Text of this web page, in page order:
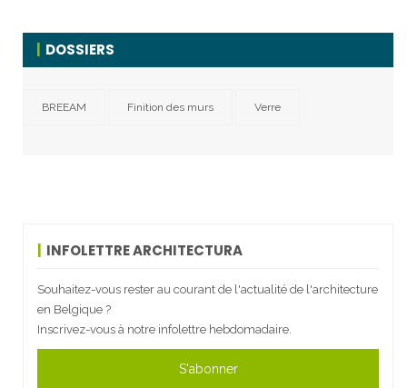
DOSSIERS
BREEAM Finition des murs Verre
INFOLETTRE ARCHITECTURA
Souhaitez-vous rester au courant de l'actualité de l'architecture
en Belgique ?
Inscrivez-vous à notre infolettre hebdomadaire.
S'abonner